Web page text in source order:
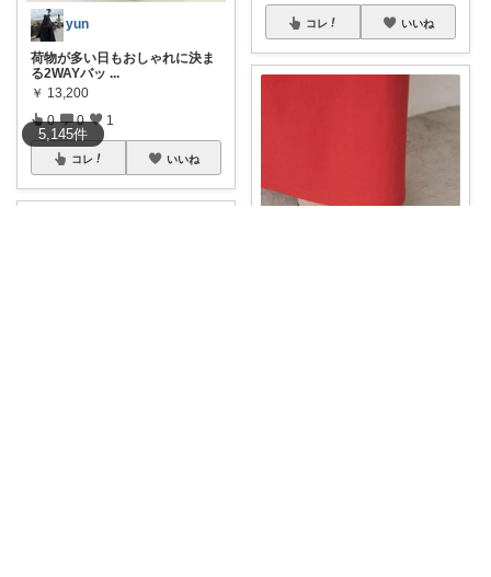
5,145件
yun
荷物が多い日もおしゃれに決ま
る2WAYバッ ...
￥ 13,200
0 0 1
コレ いいね
コレ いいね